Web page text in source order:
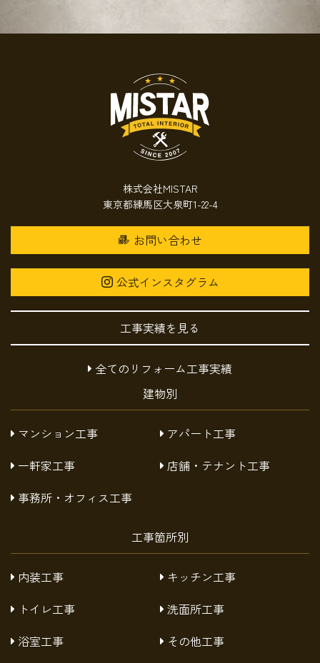
株式会社MISTAR
東京都練馬区大泉町1-22-4
お問い合わせ
公式インスタグラム
工事実績を見る
全てのリフォーム工事実績
建物別
マンション工事
アパート工事
一軒家工事
店舗・テナント工事
事務所・オフィス工事
工事箇所別
内装工事
キッチン工事
トイレ工事
洗面所工事
浴室工事
その他工事